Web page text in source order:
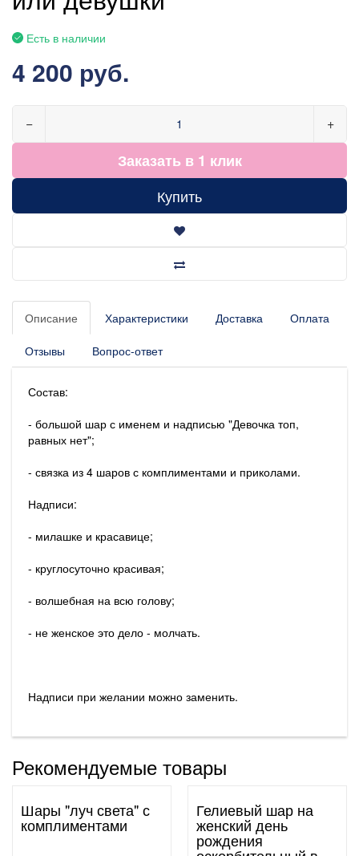
Есть в наличии
4 200 руб.
− +
Заказать в 1 клик
Купить
Описание Характеристики Доставка Оплата
Отзывы Вопрос-ответ
Состав:
- большой шар с именем и надписью "Девочка топ,
равных нет";
- связка из 4 шаров с комплиментами и приколами.
Надписи:
- милашке и красавице;
- круглосуточно красивая;
- волшебная на всю голову;
- не женское это дело - молчать.
Надписи при желании можно заменить.
Рекомендуемые товары
Шары "луч света" с
комплиментами
Гелиевый шар на
женский день
рождения